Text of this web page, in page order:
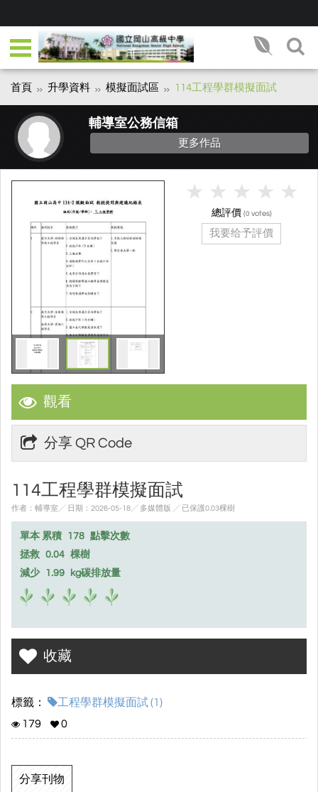
首頁 升學資料 模擬面試區 114工程學群模擬面試
輔導室公務信箱
更多作品
觀看
分享 QR Code
114工程學群模擬面試
作者：輔導室╱ 日期：2026-05-18╱ 多媒體版 ╱ 已保護0.03棵樹
單本 累積 178 點擊次數
拯救 0.04 棵樹
減少
1.99 kg碳排放量
收藏
標籤：
工程學群模擬面試 (1)
179
0
分享刊物
總評價 (0 votes)
我要给予評價